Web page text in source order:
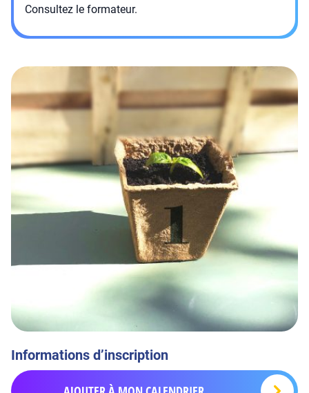
Consultez le formateur.
Informations d’inscription